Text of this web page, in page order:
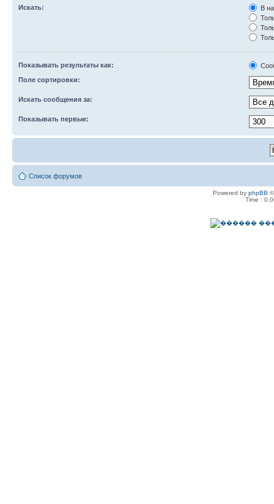
Искать:
В
Показывать результаты как:
Поле сортировки:
Искать сообщения за:
Показывать первые:
Список форумов
Powered by phpBB
Time :